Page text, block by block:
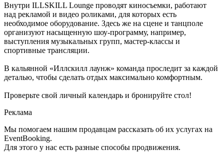
Внутри ILLSKILL Lounge проводят киносъемки, работают
над рекламой и видео роликами, для которых есть
необходимое оборудование. Здесь же на сцене и танцполе
организуют насыщенную шоу-программу, например,
выступления музыкальных групп, мастер-классы и
спортивные трансляции.
В кальянной «Иллскилл лаунж» команда проследит за каждой
деталью, чтобы сделать отдых максимально комфортным.
Проверьте свой личный календарь и бронируйте стол!
Реклама
Мы помогаем нашим продавцам рассказать об их услугах на
EventBooking.
Для этого у нас есть разные способы продвижения.